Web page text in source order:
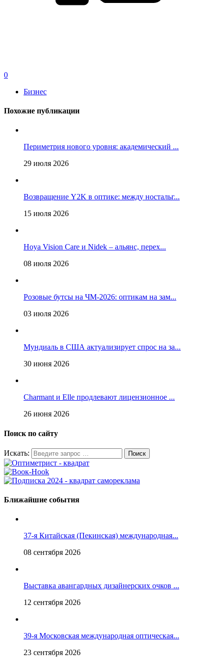
0
Бизнес
Похожие публикации
Периметрия нового уровня: академический ...
29 июля 2026
Возвращение Y2K в оптике: между ностальг...
15 июля 2026
Hoya Vision Care и Nidek – альянс, перех...
08 июля 2026
Розовые бутсы на ЧМ-2026: оптикам на зам...
03 июля 2026
Мундиаль в США актуализирует спрос на за...
30 июня 2026
Charmant и Elle продлевают лицензионное ...
26 июня 2026
Поиск по сайту
Искать:
Ближайшие события
37-я Китайская (Пекинская) международная...
08 сентября 2026
Выставка авангардных дизайнерских очков ...
12 сентября 2026
39-я Московская международная оптическая...
23 сентября 2026